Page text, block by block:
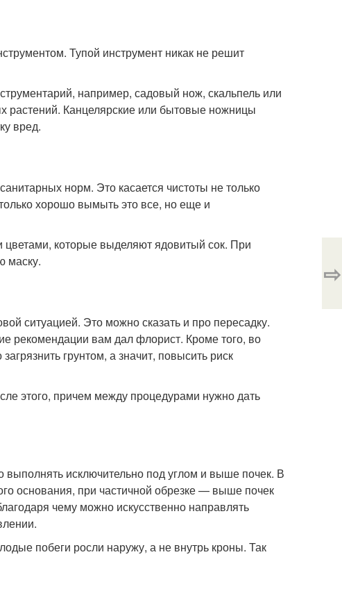
Тупой инструмент никак не решит
например, садовый нож, скальпель или
растений. Канцелярские или бытовые ножницы
вред.
норм. Это касается чистоты не только
хорошо вымыть это все, но еще и
которые выделяют ядовитый сок. При
маску.
ситуацией. Это можно сказать и про пересадку.
рекомендации вам дал флорист. Кроме того, во
грунтом, а значит, повысить риск
этого, причем между процедурами нужно дать
исключительно под углом и выше почек. В
основания, при частичной обрезке — выше почек
чему можно искусственно направлять
побеги росли наружу, а не внутрь кроны. Так
⇨